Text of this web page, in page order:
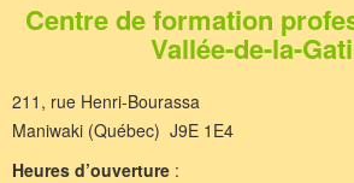
Centre de formation
Vallée-de-la-
211, rue Henri-Bourassa
Maniwaki (Québec) J9E 1E4
Heures d’ouverture :